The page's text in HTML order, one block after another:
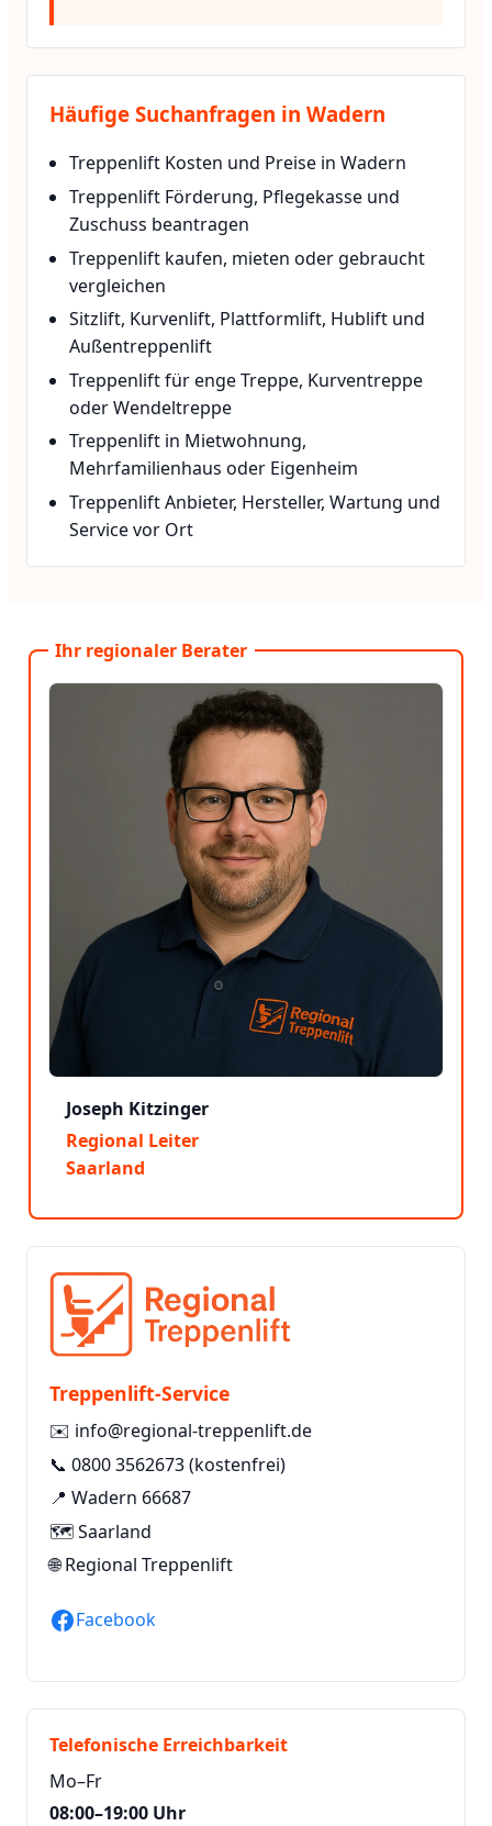
Häufige Suchanfragen in Wadern
Treppenlift Kosten und Preise in Wadern
Treppenlift Förderung, Pflegekasse und
Zuschuss beantragen
Treppenlift kaufen, mieten oder gebraucht
vergleichen
Sitzlift, Kurvenlift, Plattformlift, Hublift und
Außentreppenlift
Treppenlift für enge Treppe, Kurventreppe
oder Wendeltreppe
Treppenlift in Mietwohnung,
Mehrfamilienhaus oder Eigenheim
Treppenlift Anbieter, Hersteller, Wartung und
Service vor Ort
Ihr regionaler Berater
Joseph Kitzinger
Regional Leiter
Saarland
Treppenlift-Service
✉️ info@regional-treppenlift.de
📞 0800 3562673(kostenfrei)
📍 Wadern 66687
🗺️ Saarland
🌐Regional Treppenlift
Facebook
Telefonische Erreichbarkeit
Mo–Fr
08:00–19:00 Uhr